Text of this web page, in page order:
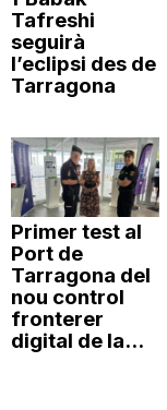
Tafreshi
seguirà
l’eclipsi des de
Tarragona
Primer test al
Port de
Tarragona del
nou control
fronterer
digital de la...